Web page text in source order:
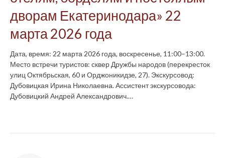
дворам Екатеринодара» 22
марта 2026 года
Дата, время: 22 марта 2026 года, воскресенье, 11:00–13:00.
Место встречи туристов: сквер Дружбы народов (перекресток
улиц Октябрьская, 60 и Орджоникидзе, 27). Экскурсовод:
Дубовицкая Ирина Николаевна. Ассистент экскурсовода:
Дубовицкий Андрей Александрович.…